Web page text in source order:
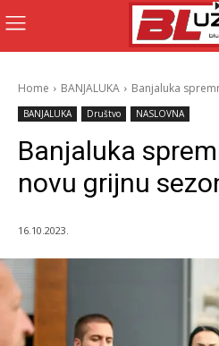
Home BANJALUKA Banjaluka
BANJALUKA Društvo NASLOVNA
Banjaluka
novu grijnu
16.10.2023.